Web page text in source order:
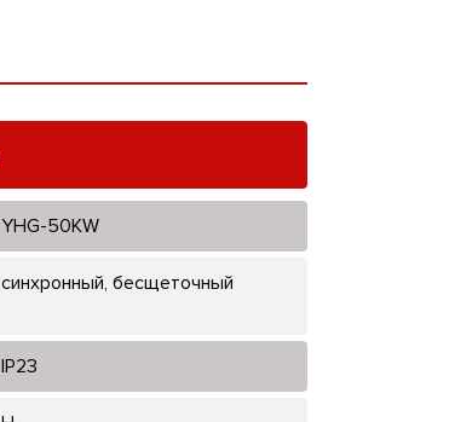
YHG-50KW
синхронный, бесщеточный
IP23